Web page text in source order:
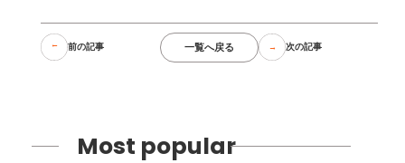
前の記事 一覧へ戻る 次の記事
Most popular